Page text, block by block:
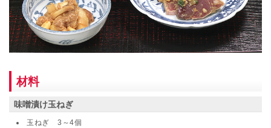
材料
味噌漬け玉ねぎ
玉ねぎ 3～4個